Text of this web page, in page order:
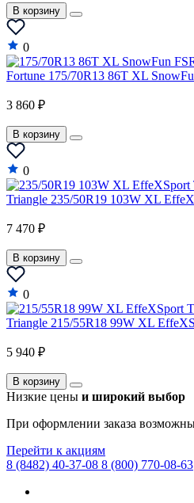
В корзину
0
Fortune 175/70R13 86T XL
3 860 ₽
В корзину
0
Triangle 235/50R19 103W XL
7 470 ₽
В корзину
0
Triangle 215/55R18 99W XL
5 940 ₽
В корзину
Низкие цены и широкий выбор
При оформлении заказа
Перейти к акциям
8 (8482) 40-37-08 8 (800) 770-08-63